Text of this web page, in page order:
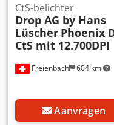
Freienbach 604 km
CtS-belichter
Drop AG by Hans
Lüscher Phoenix
CtS mit 12.700DPI
Aanvragen